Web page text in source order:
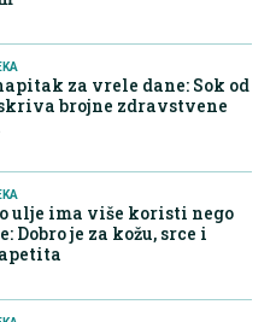
za vrele dane: Sok od
brojne zdravstvene
ulje ima više koristi nego
Dobro je za kožu, srce i